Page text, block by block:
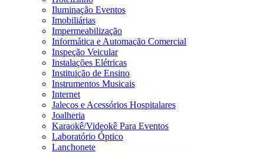
Iluminação Eventos
Imobiliárias
Impermeabilização
Informática e Automação Comercial
Inspeção Veicular
Instalações Elétricas
Instituição de Ensino
Instrumentos Musicais
Internet
Jalecos e Acessórios Hospitalares
Joalheria
Karaokê/Videokê Para Eventos
Laboratório Óptico
Lanchonete